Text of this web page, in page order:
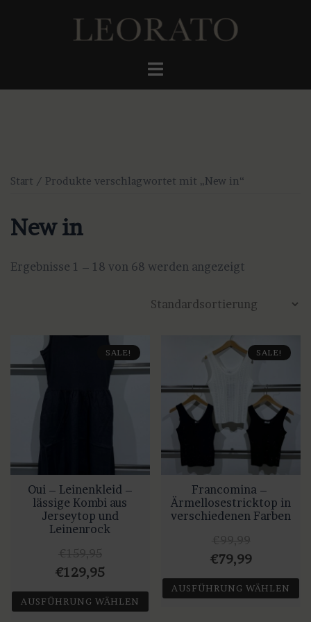
Menü
Start / Produkte verschlagwortet mit „New in“
New in
Ergebnisse 1 – 18 von 68 werden angezeigt
SALE!
Oui – Leinenkleid –
lässige Kombi aus
Jerseytop und
Leinenrock
Ursprünglicher
Preis
war:
€129,95Aktueller
Preis
ist:
AUSFÜHRUNG WÄHLEN
SALE!
Francomina –
Ärmellosestricktop in
verschiedenen Farben
Ursprünglicher
Preis
war:
€79,99Aktueller
Preis
ist:
AUSFÜHRUNG WÄHLEN